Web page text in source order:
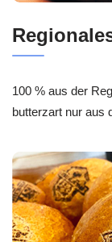
100 % aus der
butterzart nur aus